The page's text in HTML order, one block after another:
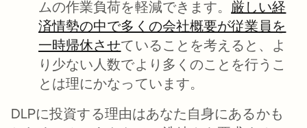
ムの作業負荷を軽減できます。 厳しい経
済情勢の中で多くの会社概要が従業員を
一時帰休させ新しいタブで開く
ていることを考えると、よ
り少ない人数でより多くのことを行うこ
とは理にかなっています。
DLPに投資する理由はあなた自身にあるかも